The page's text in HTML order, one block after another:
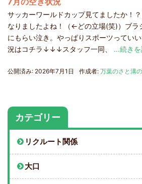
サッカーワールドカップ見てましたか！
なりましたよね！（←どの立場(笑)）ブラ
にもらい泣き。やっぱりスポーツって
況はコチラ↓↓↓スタッフ一同、 …続きを
公開済み: 2026年7月1日 作成者: 万葉のさと溝
カテゴリー
リクルート関係
大口